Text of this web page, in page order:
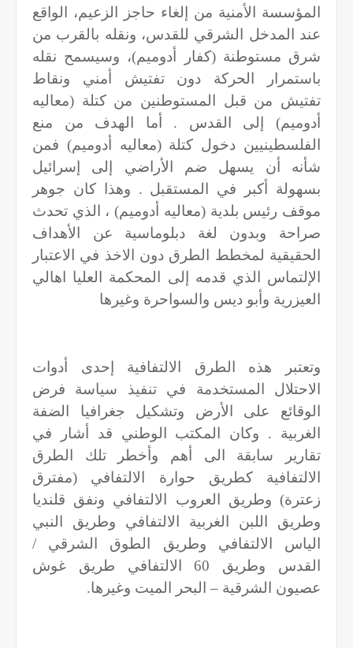
المؤسسة الأمنية من إلغاء حاجز الزعيم، الواقع
عند المدخل الشرقي للقدس، ونقله بالقرب من
شرق مستوطنة (كفار أدوميم)، وسيسمح نقله
باستمرار الحركة دون تفتيش أمني ونقاط
تفتيش من قبل المستوطنين من كتلة (معاليه
أدوميم) إلى القدس . أما الهدف من منع
الفلسطينيين دخول كتلة (معاليه أدوميم) فمن
شأنه أن يسهل ضم الأراضي إلى إسرائيل
بسهولة أكبر في المستقبل . وهذا كان جوهر
موقف رئيس بلدية (معاليه أدوميم) ، الذي تحدث
صراحة وبدون لغة دبلوماسية عن الأهداف
الحقيقية لمخطط الطرق دون الاخذ في الاعتبار
الإلتماس الذي قدمه إلى المحكمة العليا اهالي
العيزرية وأبو ديس والسواحرة وغيرها
وتعتبر هذه الطرق الالتفافية إحدى أدوات
الاحتلال المستخدمة في تنفيذ سياسة فرض
الوقائع على الأرض وتشكيل جغرافيا الضفة
الغربية . وكان المكتب الوطني قد أشار في
تقارير سابقة الى أهم وأخطر تلك الطرق
الالتفافية كطريق حوارة الالتفافي (مفترق
زعترة) وطريق العروب الالتفافي ونفق قلنديا
وطريق اللبن الغربية الالتفافي وطريق النبي
الياس الالتفافي وطريق الطوق الشرقي /
القدس وطريق 60 الالتفافي طريق غوش
عصيون الشرقية – البحر الميت وغيرها.